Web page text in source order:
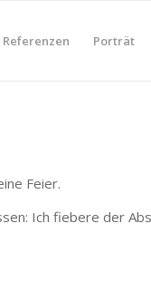
Referenzen Porträt
Feier.
Ich fiebere der